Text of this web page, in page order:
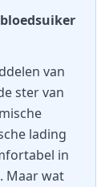
van
ster van
lading
in
Maar wat